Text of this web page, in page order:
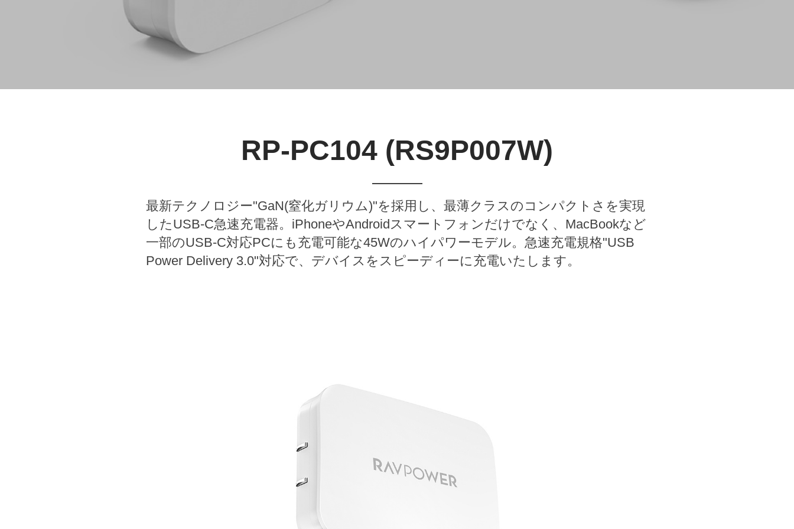
RP-PC104 (RS9P007W)
最新テクノロジー"GaN(窒化ガリウム)"を採用し、最薄クラスのコンパクトさを実現
したUSB-C急速充電器。iPhoneやAndroidスマートフォンだけでなく、MacBookなど
一部のUSB-C対応PCにも充電可能な45Wのハイパワーモデル。急速充電規格"USB
Power Delivery 3.0"対応で、デバイスをスピーディーに充電いたします。